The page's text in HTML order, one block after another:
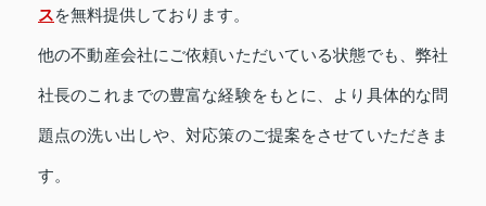
スを無料提供しております。
他の不動産会社にご依頼いただいている状態でも、弊社
社長のこれまでの豊富な経験をもとに、より具体的な問
題点の洗い出しや、対応策のご提案をさせていただきま
す。